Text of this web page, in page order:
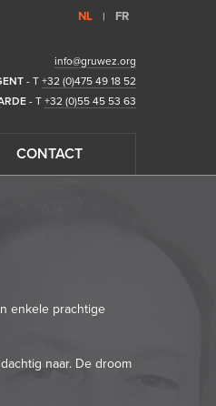
NL | FR
info@gruwez.org
- T +32 (0)475 49 18 52
- T +32 (0)55 45 53 63
CONTACT
enkele prachtige
naar. De droom